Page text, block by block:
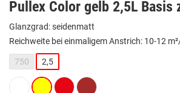
Pullex Color gelb 2,5L Basis
Glanzgrad: seidenmatt
Reichweite bei einmaligem Anstrich: 10-12
750 2,5